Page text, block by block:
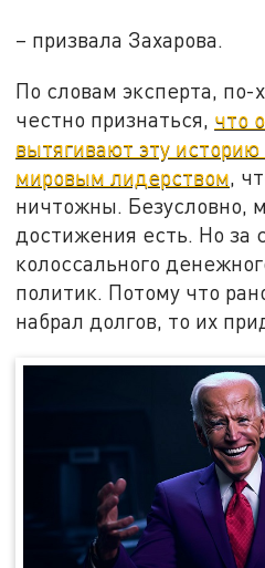
– призвала Захарова.
По словам эксперта,
честно признаться, что
вытягивают эту
мировым лидерством,
ничтожны. Безусловно,
достижения есть. Но за
колоссального
политик. Потому что
набрал долгов, то их